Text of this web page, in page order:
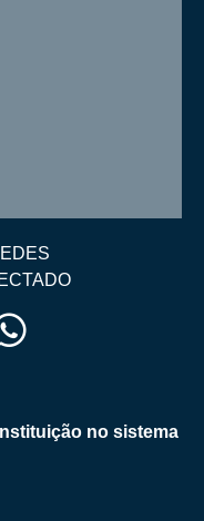
no sistema